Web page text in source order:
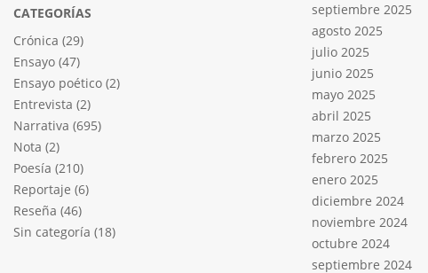
CATEGORÍAS
Crónica (29)
Ensayo (47)
Ensayo poético (2)
Entrevista (2)
Narrativa (695)
Nota (2)
Poesía (210)
Reportaje (6)
Reseña (46)
Sin categoría (18)
septiembre 2025
agosto 2025
julio 2025
junio 2025
mayo 2025
abril 2025
marzo 2025
febrero 2025
enero 2025
diciembre 2024
noviembre 2024
octubre 2024
septiembre 2024